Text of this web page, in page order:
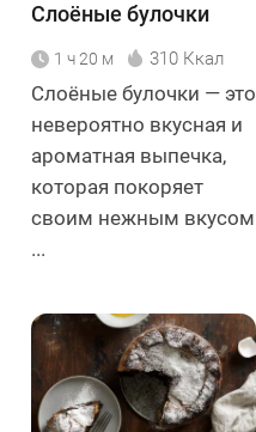
Слоёные булочки
1 ч 20 м 310 Ккал
Слоёные булочки — это
невероятно вкусная и
ароматная выпечка,
которая покоряет
своим нежным вкусом
...